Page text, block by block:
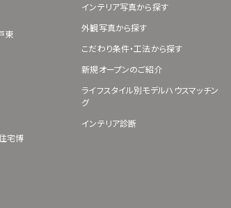
東
宅博
インテリア写真から探す
外観写真から探す
こだわり条件・工法から探す
新規オープンのご紹介
ライフスタイル別モデルハウスマッチン
グ
インテリア診断